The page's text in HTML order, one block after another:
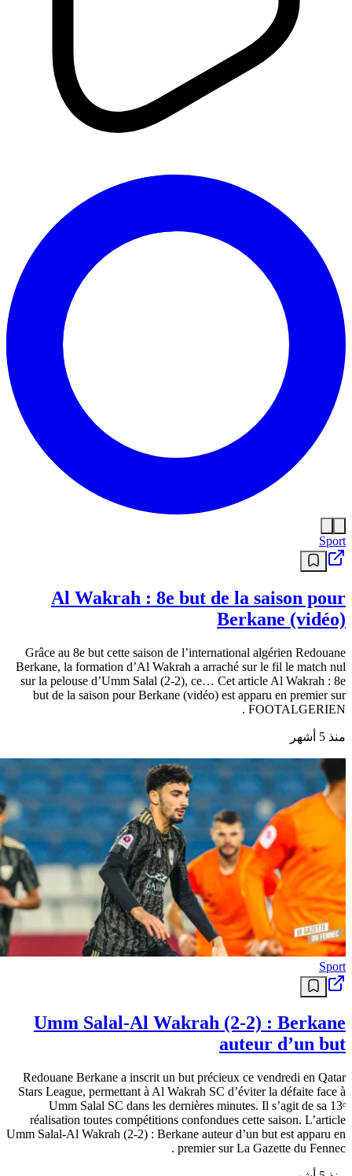
Sport
Al Wakrah : 8e but de la saison pour
Berkane (vidéo)
Grâce au 8e but cette saison de l’international algérien Redouane
Berkane, la formation d’Al Wakrah a arraché sur le fil le match nul
sur la pelouse d’Umm Salal (2-2), ce… Cet article Al Wakrah : 8e
but de la saison pour Berkane (vidéo) est apparu en premier sur
FOOTALGERIEN .
منذ 5 أشهر
Sport
Umm Salal-Al Wakrah (2-2) : Berkane
auteur d’un but
Redouane Berkane a inscrit un but précieux ce vendredi en Qatar
Stars League, permettant à Al Wakrah SC d’éviter la défaite face à
Umm Salal SC dans les dernières minutes. Il s’agit de sa 13ᵉ
réalisation toutes compétitions confondues cette saison. L’article
Umm Salal-Al Wakrah (2-2) : Berkane auteur d’un but est apparu en
premier sur La Gazette du Fennec .